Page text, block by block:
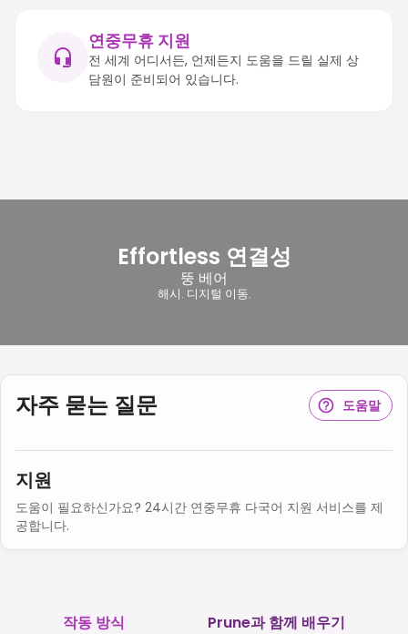
연중무휴 지원
전 세계 어디서든, 언제든지 도움을 드릴 실제 상
담원이 준비되어 있습니다.
Effortless 연결성
뚱 베어
해시. 디지털 이동.
자주 묻는 질문 도움말
지원
도움이 필요하신가요? 24시간 연중무휴 다국어 지원 서비스를 제
공합니다.
작동 방식 Prune과 함께 배우기